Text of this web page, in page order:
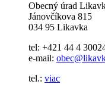
Obecný úrad
Jánovčíkova 815
034 95 Likavka
tel: +421 44 4
e-mail:
tel.: viac